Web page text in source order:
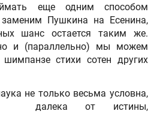
еще одним способом
Пушкина на Есенина,
шанс остается таким же.
и (параллельно) мы можем
стихи сотен других
не только весьма условна,
и далека от истины,